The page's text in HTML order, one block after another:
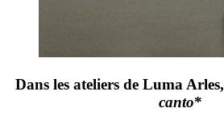
Dans les ateliers de Luma Arles,
canto*